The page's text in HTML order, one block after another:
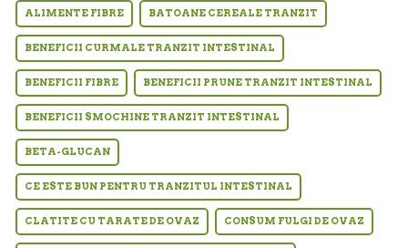
ALIMENTE FIBRE BATOANE CEREALE TRANZIT
BENEFICII CURMALE TRANZIT INTESTINAL
BENEFICII FIBRE BENEFICII PRUNE TRANZIT INTESTINAL
BENEFICII SMOCHINE TRANZIT INTESTINAL
BETA-GLUCAN
CE ESTE BUN PENTRU TRANZITUL INTESTINAL
CLATITE CU TARATE DE OVAZ CONSUM FULGI DE OVAZ